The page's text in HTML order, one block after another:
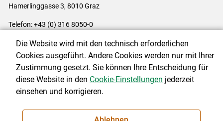
Hamerlinggasse 3, 8010 Graz
Telefon: +43 (0) 316 8050-0
Impressum|Kontakt|Datenschutzerklärung|Barrierefreiheit|
Cookie-Einstellungen
NEWSLETTER
Die Website wird mit den technisch erforderlichen
Cookies ausgeführt. Andere Cookies werden nur mit Ihrer
Zustimmung gesetzt. Sie können Ihre Entscheidung für
diese Website in den Cookie-Einstellungen jederzeit
einsehen und korrigieren.